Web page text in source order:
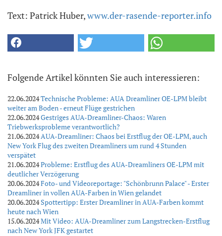
Text: Patrick Huber,www.der-rasende-reporter.info
Folgende Artikel könnten Sie auch interessieren:
22.06.2024Technische Probleme: AUA Dreamliner OE-LPM bleibt
weiter am Boden - erneut Flüge gestrichen
22.06.2024Gestriges AUA-Dreamliner-Chaos: Waren
Triebwerksprobleme verantwortlich?
21.06.2024AUA-Dreamliner: Chaos bei Erstflug der OE-LPM, auch
New York Flug des zweiten Dreamliners um rund 4 Stunden
verspätet
21.06.2024Probleme: Erstflug des AUA-Dreamliners OE-LPM mit
deutlicher Verzögerung
20.06.2024Foto- und Videoreportage: "Schönbrunn Palace" - Erster
Dreamliner in vollen AUA-Farben in Wien gelandet
20.06.2024Spottertipp: Erster Dreamliner in AUA-Farben kommt
heute nach Wien
15.06.2024Mit Video: AUA-Dreamliner zum Langstrecken-Erstflug
nach New York JFK gestartet